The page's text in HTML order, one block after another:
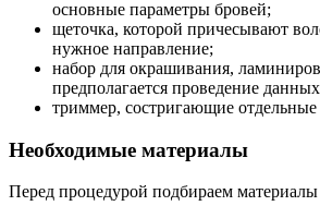
основные параметры бровей;
щеточка, которой причесывают
нужное направление;
набор для окрашивания,
предполагается проведение
триммер, состригающие
Необходимые материалы
Перед процедурой подбираем